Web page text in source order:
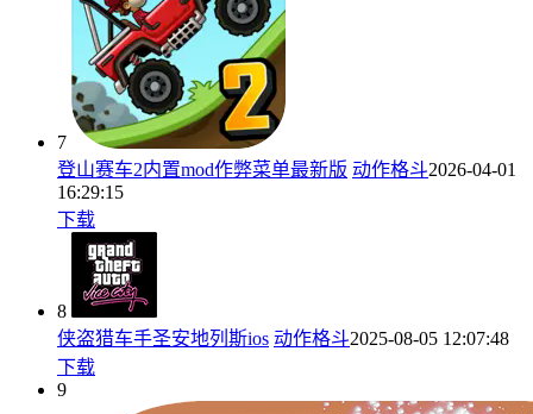
7
登山赛车2内置mod作弊菜单最新版 动作格斗2026-04-01
16:29:15
下载
8
侠盗猎车手圣安地列斯ios 动作格斗2025-08-05 12:07:48
下载
9